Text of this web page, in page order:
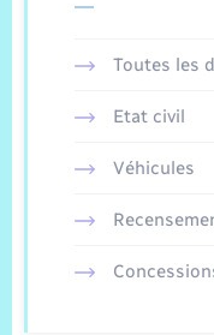
Toutes les
Etat civil
Véhicules